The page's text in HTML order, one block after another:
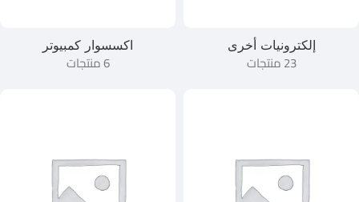
إلكترونيات أخرى
23 منتجات
اكسسوار كمبيوتر
6 منتجات